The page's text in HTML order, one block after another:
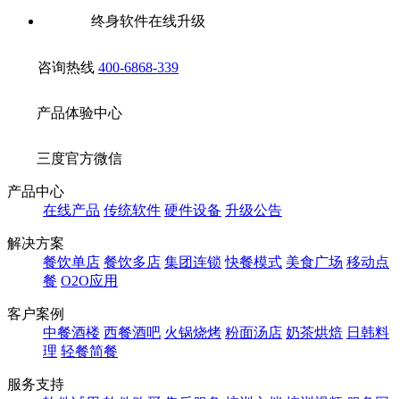
终身软件在线升级
咨询热线 400-6868-339
产品体验中心
三度官方微信
产品中心
在线产品 传统软件 硬件设备 升级公告
解决方案
餐饮单店 餐饮多店 集团连锁 快餐模式 美食广场 移动点
餐 O2O应用
客户案例
中餐酒楼 西餐酒吧 火锅烧烤 粉面汤店 奶茶烘焙 日韩料
理 轻餐简餐
服务支持